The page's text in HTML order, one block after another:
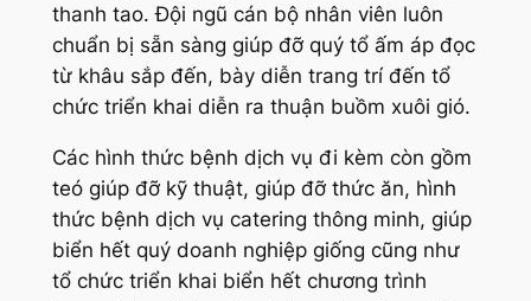
thanh tao. Đội ngũ cán bộ nhân viên luôn
chuẩn bị sẵn sàng giúp đỡ quý tổ ấm áp đọc
từ khâu sắp đến, bày diễn trang trí đến tổ
chức triển khai diễn ra thuận buồm xuôi gió.
Các hình thức bệnh dịch vụ đi kèm còn gồm
teó giúp đỡ kỹ thuật, giúp đỡ thức ăn, hình
thức bệnh dịch vụ catering thông minh, giúp
biển hết quý doanh nghiệp giống cũng như
tổ chức triển khai biển hết chương trình